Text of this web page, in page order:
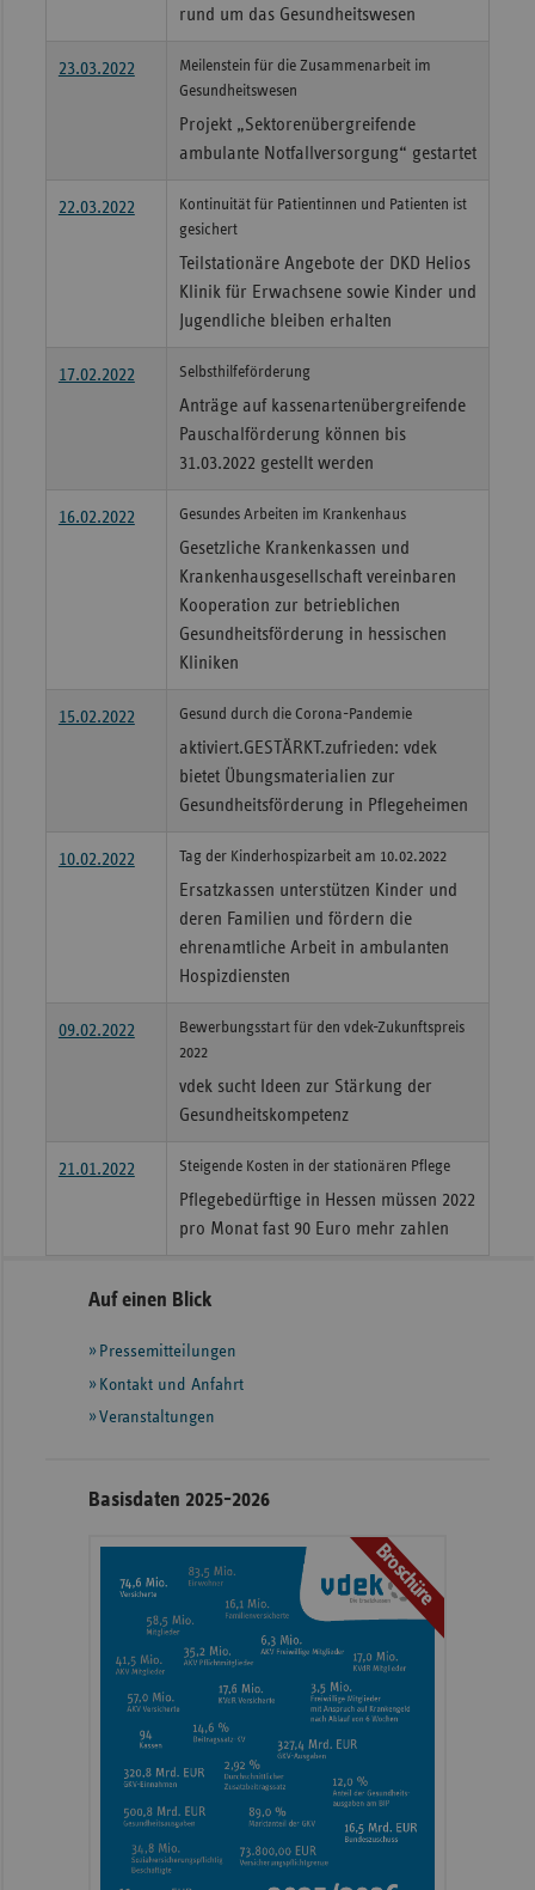
rund um das Gesundheitswesen
23.03.2022
Meilenstein für die Zusammenarbeit im
Gesundheitswesen
Projekt „Sektorenübergreifende
ambulante Notfallversorgung“ gestartet
22.03.2022
Kontinuität für Patientinnen und Patienten ist
gesichert
Teilstationäre Angebote der DKD Helios
Klinik für Erwachsene sowie Kinder und
Jugendliche bleiben erhalten
17.02.2022 Selbsthilfeförderung
Anträge auf kassenartenübergreifende
Pauschalförderung können bis
31.03.2022 gestellt werden
16.02.2022 Gesundes Arbeiten im Krankenhaus
Gesetzliche Krankenkassen und
Krankenhausgesellschaft vereinbaren
Kooperation zur betrieblichen
Gesundheitsförderung in hessischen
Kliniken
15.02.2022 Gesund durch die Corona-Pandemie
aktiviert.GESTÄRKT.zufrieden: vdek
bietet Übungsmaterialien zur
Gesundheitsförderung in Pflegeheimen
10.02.2022 Tag der Kinderhospizarbeit am 10.02.2022
Ersatzkassen unterstützen Kinder und
deren Familien und fördern die
ehrenamtliche Arbeit in ambulanten
Hospizdiensten
09.02.2022
Bewerbungsstart für den vdek-Zukunftspreis
2022
vdek sucht Ideen zur Stärkung der
Gesundheitskompetenz
21.01.2022 Steigende Kosten in der stationären Pflege
Pflegebedürftige in Hessen müssen 2022
pro Monat fast 90 Euro mehr zahlen
Seitennavigation
Seitenleiste
weiteren
Informationen
Auf einen Blick
Pressemitteilungen
Kontakt und Anfahrt
Veranstaltungen
Basisdaten 2025-2026
Broschüre